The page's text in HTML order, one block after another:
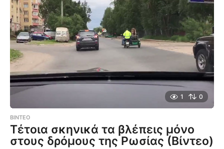
1 0
ΒΊΝΤΕΟ
Τέτοια σκηνικά τα βλέπεις μόνο
στους δρόμους της Ρωσίας (Βίντεο)